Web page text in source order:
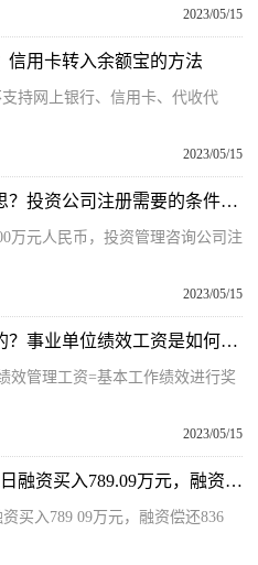
2023/05/15
信用卡转入余额宝的方法
持网上银行、信用卡、代收代
2023/05/15
投资公司注册资本是什么意思？投资公司注册需要的条件有哪些？
万元人民币，投资管理咨询公司注
2023/05/15
事业单位绩效工资是怎么算的？事业单位绩效工资是如何构成的？
效管理工资=基本工作绩效进行奖
2023/05/15
天天精选！登康口腔：5月12日融资买入789.09万元，融资融券余额7838.98万元
买入789 09万元，融资偿还836